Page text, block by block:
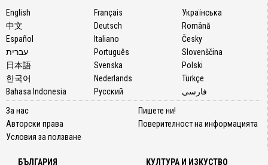
English
中文
Español
עברית
日本語
한국어
Bahasa Indonesia
Français
Deutsch
Italiano
Português
Svenska
Nederlands
Русский
Українська
Română
Česky
Slovenščina
Polski
Türkçe
فارسی
За нас
Авторски права
Условия за ползване
Пишете ни!
Поверителност на информацията
БЪЛГАРИЯ
КУЛТУРА И ИЗКУСТВО